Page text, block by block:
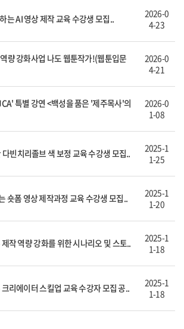
는 AI 영상 제작 교육 수강생 모집..
2026-0
4-23
량 강화사업 나도 웹툰작가!(웹툰입문
2026-0
4-21
특별 강연 <백성을 품은 '제주목사'의
2026-0
1-08
빈치리졸브 색 보정 교육 수강생 모집..
2025-1
1-25
숏폼 영상 제작과정 교육 수강생 모집..
2025-1
1-20
작 역량 강화를 위한 시나리오 및 스토..
2025-1
1-18
리에이터 스킬업 교육 수강자 모집 공..
2025-1
1-18